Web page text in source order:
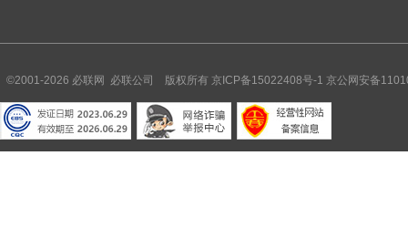
©2001-2026 必联网 必联公司 版权所有 京ICP备15022408号-1 京公网安备